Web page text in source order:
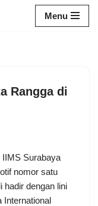
Menu
Rangga di
IIMS Surabaya
nomor satu
hadir dengan lini
International